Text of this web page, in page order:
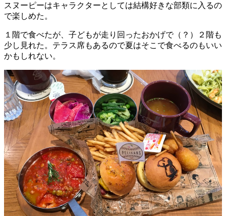
スヌーピーはキャラクターとしては結構好きな部類に入るの
で楽しめた。
１階で食べたが、子どもが走り回ったおかげで（？）２階も
少し見れた。テラス席もあるので夏はそこで食べるのもいい
かもしれない。